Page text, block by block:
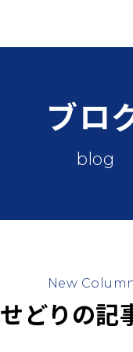
ブロ
blog
New
せどりの記